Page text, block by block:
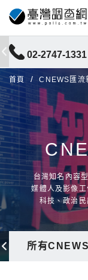
02-2747-1331
首頁 CNEWS匯流
台灣知名內容
媒體人及影像
科技、政治
所有